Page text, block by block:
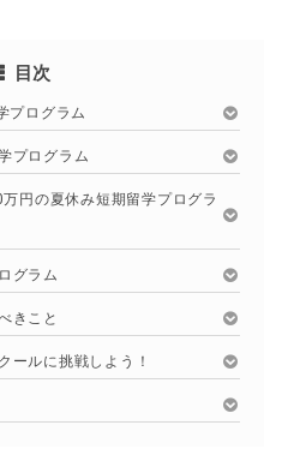
目次
プログラム
プログラム
円の夏休み短期留学プログラ
グラム
きこと
ールに挑戦しよう！